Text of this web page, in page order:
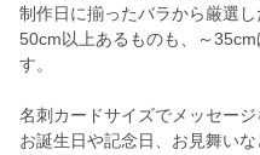
制作日に揃ったバラから厳選
50cm以上あるものも、～
す。
名刺カードサイズでメッセージ
お誕生日や記念日、お見舞いな